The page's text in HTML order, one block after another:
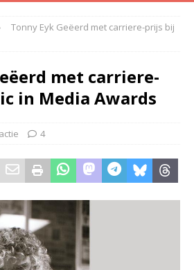
Tonny Eyk Geëerd met carriere-prijs bij
met carriere-
in Media Awards
4